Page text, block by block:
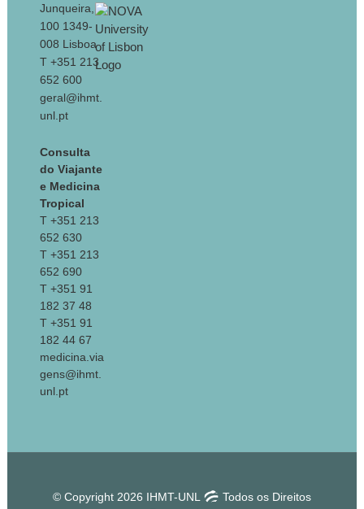
Junqueira,
100 1349-
008 Lisboa
T +351 213
652 600
geral@ihmt.
unl.pt
Consulta
do Viajante
e Medicina
Tropical
T +351 213
652 630
T +351 213
652 690
T +351 91
182 37 48
T +351 91
182 44 67
medicina.via
gens@ihmt.
unl.pt
© Copyright 2026 IHMT-UNL
Todos os Direitos